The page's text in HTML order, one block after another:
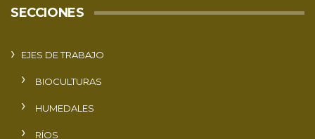
SECCIONES
EJES DE TRABAJO
BIOCULTURAS
HUMEDALES
RÍOS